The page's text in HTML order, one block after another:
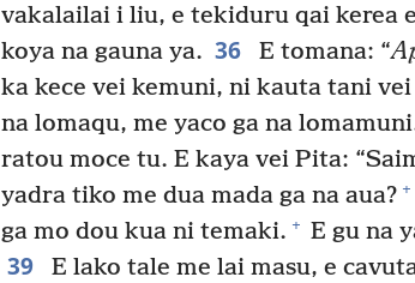
vakalailai i liu, e tekiduru qai kerea
koya na gauna ya. 36 E tomana: “
ka kece vei kemuni, ni kauta tani
na lomaqu, me yaco ga na
ratou moce tu. E kaya vei Pita:
yadra tiko me dua mada ga na aua? +
ga mo dou kua ni temaki. + E gu na
39 E lako tale me lai masu, e